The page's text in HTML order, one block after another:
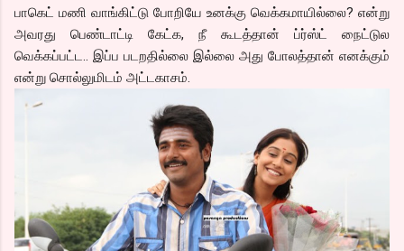
பாகெட் மணி வாங்கிட்டு போறியே உனக்கு வெக்கமாயில்லை? என்று
அவரது பெண்டாட்டி கேட்க, நீ கூடத்தான் ப்ர்ஸ்ட் நைட்டுல
வெக்கப்பட்ட.. இப்ப படறதில்லை இல்லை அது போலத்தான் எனக்கும்
என்று சொல்லுமிடம் அட்டகாசம்.